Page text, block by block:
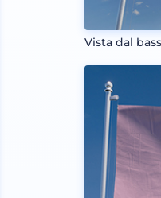
Vista dal